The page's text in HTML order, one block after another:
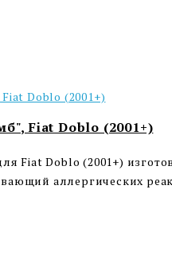
Fiat Doblo (2001+)
Fiat Doblo (2001+)
аллергических